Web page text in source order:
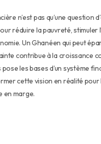
n’est pas qu’une question
réduire la pauvreté,
Un Ghanéen qui peut
contribue à la croissance
pose les bases d’un système
cette vision en réalité pour
en marge.